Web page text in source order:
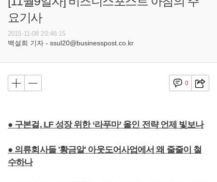
요기사
2015-11-08 20:46:15
백설희 기자 - ssul20@businesspost.co.kr
0
● 구본걸, LF 성장 위한 ‘라푸마’ 올인 전략 언제 빛보나
● 의류회사들 '황금알' 아웃도어사업에서 왜 줄줄이 철
수하나